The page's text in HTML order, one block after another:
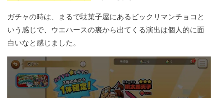
ガチャの時は、まるで駄菓子屋にあるビックリマンチョコと
いう感じで、ウエハースの裏から出てくる演出は個人的に面
白いなと感じました。